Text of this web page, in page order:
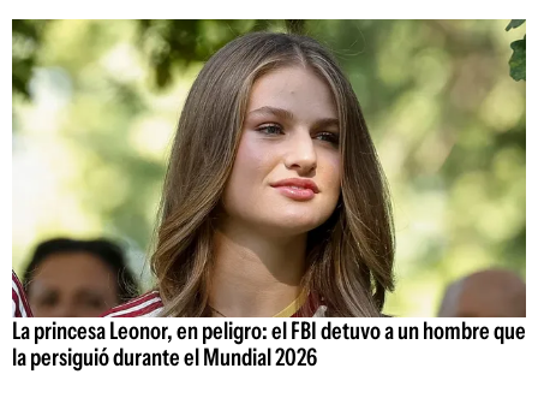
La princesa Leonor, en peligro: el FBI detuvo a un hombre que
la persiguió durante el Mundial 2026